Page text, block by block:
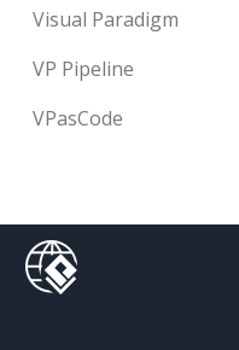
Visual Paradigm
VP Pipeline
VPasCode